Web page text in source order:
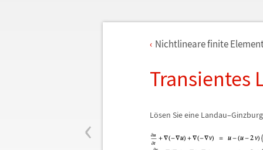
‹
Nichtlineare finite
Transientes
Lösen Sie eine Landau–